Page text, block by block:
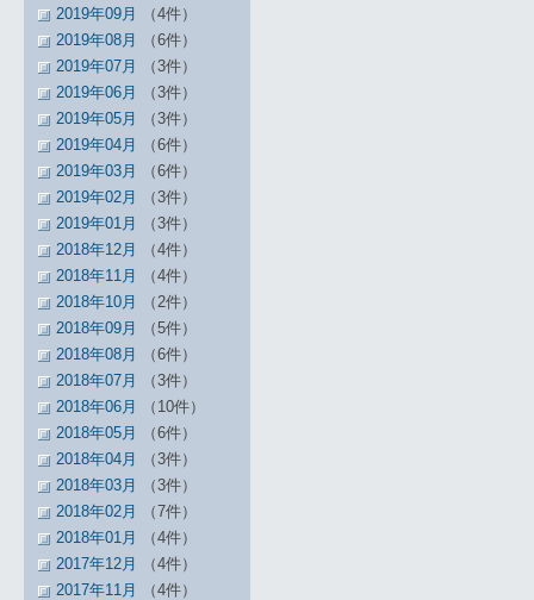
2019年09月
（4件）
2019年08月
（6件）
2019年07月
（3件）
2019年06月
（3件）
2019年05月
（3件）
2019年04月
（6件）
2019年03月
（6件）
2019年02月
（3件）
2019年01月
（3件）
2018年12月
（4件）
2018年11月
（4件）
2018年10月
（2件）
2018年09月
（5件）
2018年08月
（6件）
2018年07月
（3件）
2018年06月
（10件）
2018年05月
（6件）
2018年04月
（3件）
2018年03月
（3件）
2018年02月
（7件）
2018年01月
（4件）
2017年12月
（4件）
2017年11月
（4件）